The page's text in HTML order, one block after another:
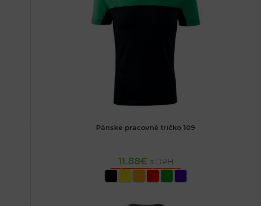
Pánske pracovné tričko 109
11.88€ s DPH
VÝBER MOŽNOSTÍ